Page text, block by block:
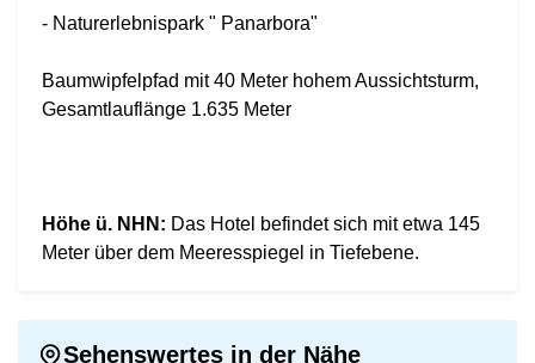
- Naturerlebnispark " Panarbora"
Baumwipfelpfad mit 40 Meter hohem Aussichtsturm,
Gesamtlauflänge 1.635 Meter
Höhe ü. NHN: Das Hotel befindet sich mit etwa 145
Meter über dem Meeresspiegel in Tiefebene.
Sehenswertes in der Nähe